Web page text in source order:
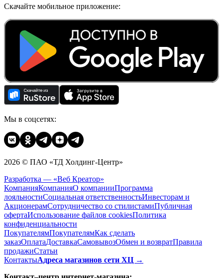
Скачайте мобильное приложение:
Мы в соцсетях:
2026 © ПАО «ТД Холдинг-Центр»
Разработка — «Веб Креатор»
КомпанияКомпанияО компанииПрограмма
лояльностиСоциальная ответственностьИнвесторам и
АкционерамСотрудничество со стилистамиПубличная
офертаИспользование файлов cookiesПолитика
конфиденциальности
ПокупателямПокупателямКак сделать
заказОплатаДоставкаCамовывозОбмен и возвратПравила
продажиСтатьи
КонтактыАдреса магазинов сети ХЦ →